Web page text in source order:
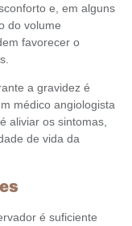
e, em alguns
do volume
favorecer o
a gravidez é
médico angiologista
aliviar os sintomas,
de vida da
é suficiente